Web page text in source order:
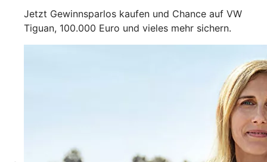
Jetzt Gewinnsparlos kaufen und Chance auf VW
Tiguan, 100.000 Euro und vieles mehr sichern.